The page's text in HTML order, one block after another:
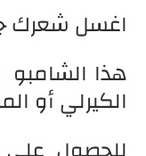
اغسل شعرك
هذا
الكيرلي أو